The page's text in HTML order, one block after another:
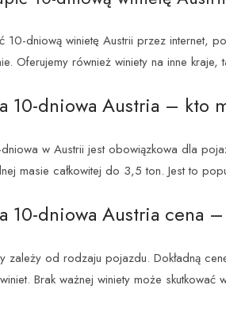
10-dniową winietę Austrii przez internet,
Oferujemy również winiety na inne kraje,
10-dniowa Austria – kto
w Austrii jest obowiązkowa dla
masie całkowitej do 3,5 ton. Jest to
10-dniowa Austria cena
zależy od rodzaju pojazdu. Dokładną
Brak ważnej winiety może